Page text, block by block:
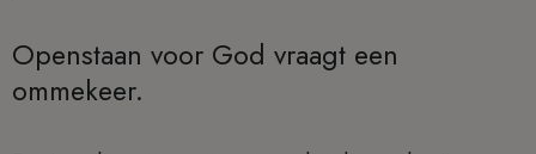
Openstaan voor God vraagt een
ommekeer.